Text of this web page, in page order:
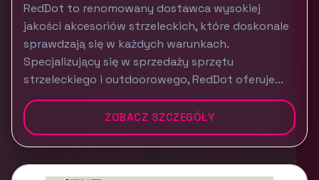
RedDot to renomowany dostawca wysokiej
jakości akcesoriów strzeleckich, które doskonale
sprawdzają się w każdych warunkach.
Specjalizujący się w sprzedaży sprzętu
strzeleckiego i outdoorowego, RedDot oferuje...
ZOBACZ SZCZEGÓŁY